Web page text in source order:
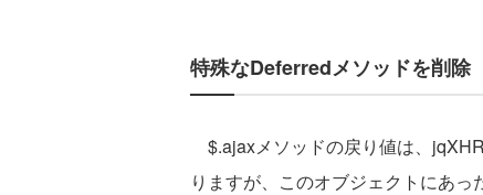
特殊なDeferredメソッドを削除
$.ajaxメソッドの戻り値は、
りますが、このオブジェクトにあ